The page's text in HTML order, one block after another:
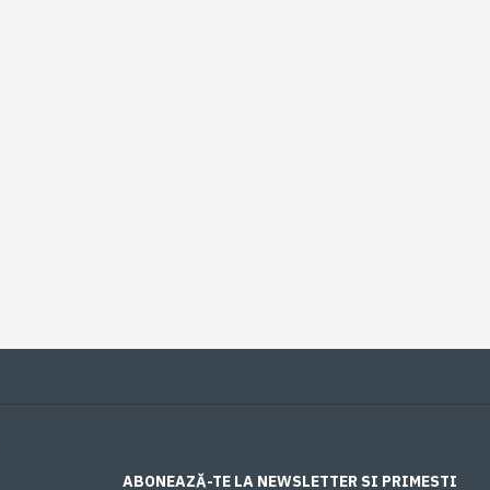
ABONEAZĂ-TE LA NEWSLETTER SI PRIMESTI